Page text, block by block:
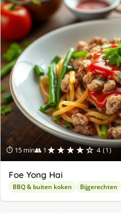
⏱ 15 min👥 1 ★★★★☆ 4 (1)
Foe Yong Hai
BBQ & buiten koken Bijgerechten